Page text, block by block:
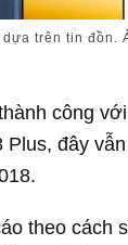
trên tin đồn.
công với
đây
theo cách